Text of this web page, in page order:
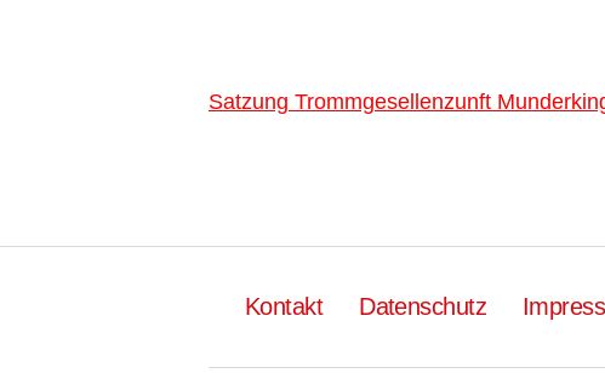
Satzung Trommgesellenzunft
Kontakt Datenschutz